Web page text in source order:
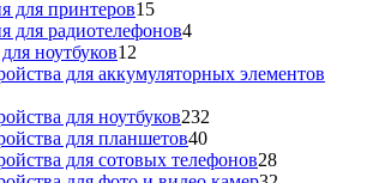
для принтеров1515
товаров
для радиотелефонов44
ноутбуков12
товаров
для аккумуляторных элементов
для ноутбуков232
для планшетов4040
товаров
для сотовых телефонов2828